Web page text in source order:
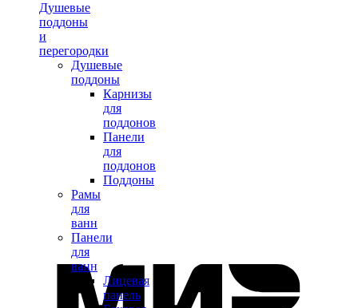
Душевые
поддоны
и
перегородки
Душевые
поддоны
Карнизы
для
поддонов
Панели
для
поддонов
Поддоны
Рамы
для
ванн
Панели
для
ванн
Лицевая
панель